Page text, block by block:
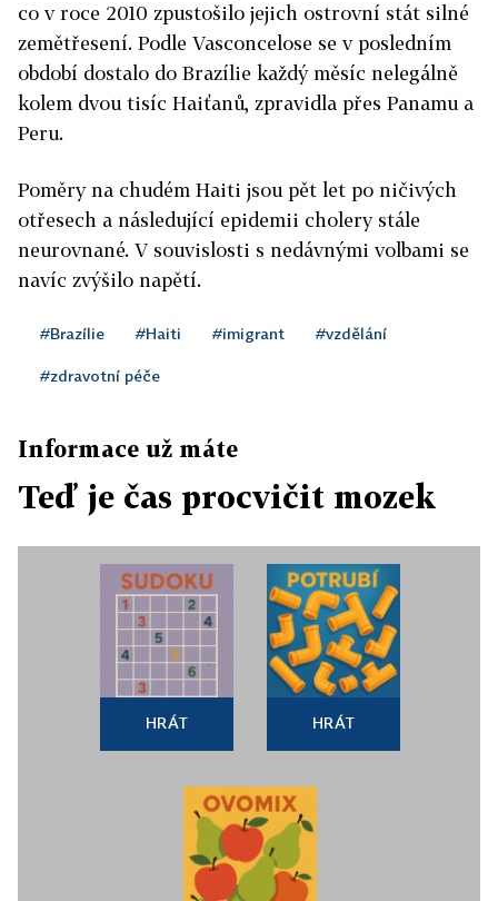
co v roce 2010 zpustošilo jejich ostrovní stát silné
zemětřesení. Podle Vasconcelose se v posledním
období dostalo do Brazílie každý měsíc nelegálně
kolem dvou tisíc Haiťanů, zpravidla přes Panamu a
Peru.
Poměry na chudém Haiti jsou pět let po ničivých
otřesech a následující epidemii cholery stále
neurovnané. V souvislosti s nedávnými volbami se
navíc zvýšilo napětí.
#Brazílie #Haiti #imigrant #vzdělání
#zdravotní péče
Informace už máte
Teď je čas procvičit mozek
HRÁT HRÁT